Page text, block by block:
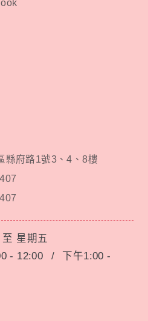
縣府路1號3、4、8樓
星期五
- 12:00
/
下午1:00 -